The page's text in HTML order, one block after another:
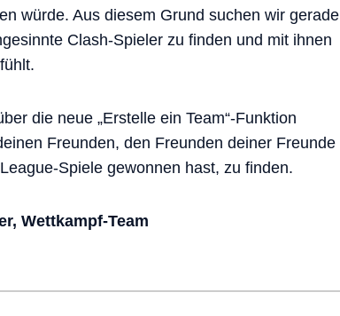
würde. Aus diesem Grund suchen wir gerade
Clash-Spieler zu finden und mit ihnen
die neue „Erstelle ein Team“-Funktion
Freunden, den Freunden deiner Freunde
Spiele gewonnen hast, zu finden.
Wettkampf-Team